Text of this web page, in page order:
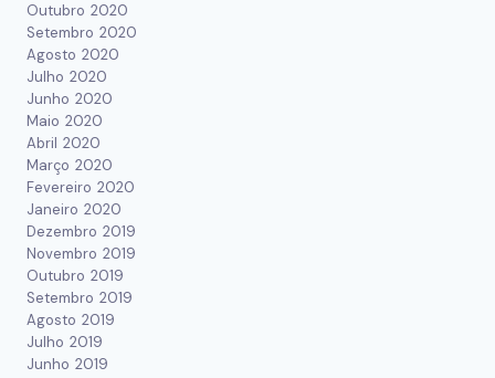
Outubro 2020
Setembro 2020
Agosto 2020
Julho 2020
Junho 2020
Maio 2020
Abril 2020
Março 2020
Fevereiro 2020
Janeiro 2020
Dezembro 2019
Novembro 2019
Outubro 2019
Setembro 2019
Agosto 2019
Julho 2019
Junho 2019